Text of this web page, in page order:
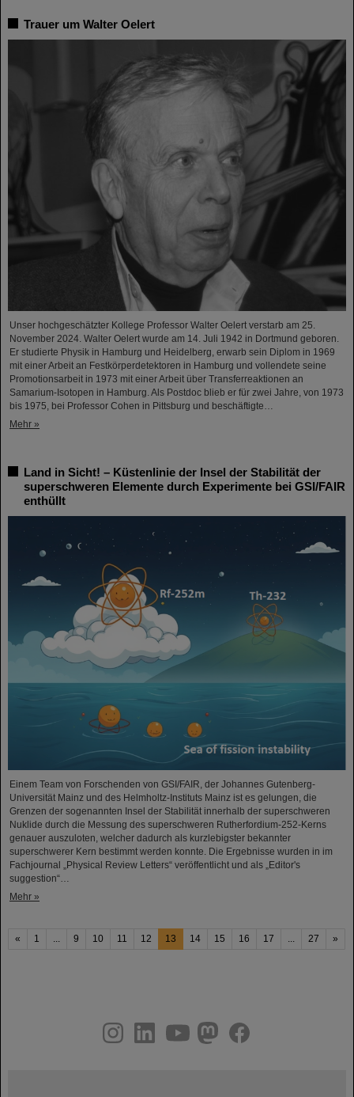
Trauer um Walter Oelert
Unser hochgeschätzter Kollege Professor Walter Oelert verstarb am 25.
November 2024. Walter Oelert wurde am 14. Juli 1942 in Dortmund geboren.
Er studierte Physik in Hamburg und Heidelberg, erwarb sein Diplom in 1969
mit einer Arbeit an Festkörperdetektoren in Hamburg und vollendete seine
Promotionsarbeit in 1973 mit einer Arbeit über Transferreaktionen an
Samarium-Isotopen in Hamburg. Als Postdoc blieb er für zwei Jahre, von 1973
bis 1975, bei Professor Cohen in Pittsburg und beschäftigte…
Mehr »
Land in Sicht! – Küstenlinie der Insel der Stabilität der
superschweren Elemente durch Experimente bei GSI/FAIR
enthüllt
Einem Team von Forschenden von GSI/FAIR, der Johannes Gutenberg-
Universität Mainz und des Helmholtz-Instituts Mainz ist es gelungen, die
Grenzen der sogenannten Insel der Stabilität innerhalb der superschweren
Nuklide durch die Messung des superschweren Rutherfordium-252-Kerns
genauer auszuloten, welcher dadurch als kurzlebigster bekannter
superschwerer Kern bestimmt werden konnte. Die Ergebnisse wurden in im
Fachjournal „Physical Review Letters“ veröffentlicht und als „Editor's
suggestion“…
Mehr »
« 1 ... 9 10 11 12 13 14 15 16 17 ... 27 »
youtubehelmholtz.socialfacebook